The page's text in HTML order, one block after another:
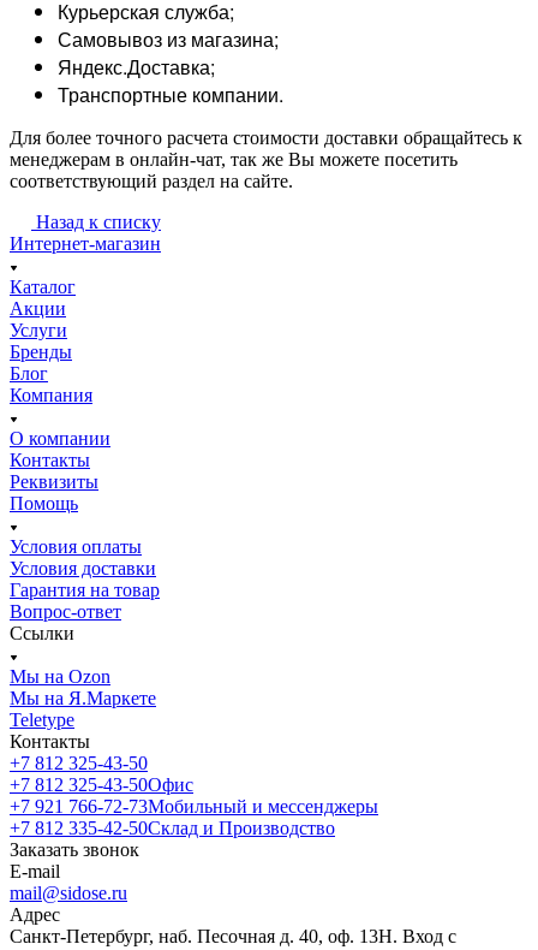
Курьерская служба;
Самовывоз из магазина;
Яндекс.Доставка;
Транспортные компании.
Для более точного расчета стоимости доставки обращайтесь к
менеджерам в онлайн-чат, так же Вы можете посетить
соответствующий раздел на сайте.
Назад к списку
Интернет-магазин
Каталог
Акции
Услуги
Бренды
Блог
Компания
О компании
Контакты
Реквизиты
Помощь
Условия оплаты
Условия доставки
Гарантия на товар
Вопрос-ответ
Ссылки
Мы на Ozon
Мы на Я.Маркете
Teletype
Контакты
+7 812 325-43-50
+7 812 325-43-50Офис
+7 921 766-72-73Мобильный и мессенджеры
+7 812 335-42-50Склад и Производство
Заказать звонок
E-mail
mail@sidose.ru
Адрес
Санкт-Петербург, наб. Песочная д. 40, оф. 13Н. Вход с